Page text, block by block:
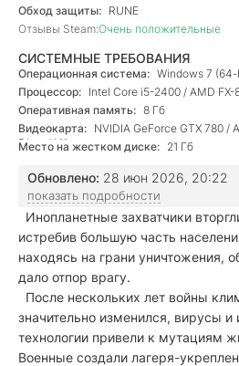
Обход защиты: RUNE
Отзывы Steam:Очень положительные
СИСТЕМНЫЕ ТРЕБОВАНИЯ
Операционная система: Windows 7
Процессор: Intel Core i5-2400 / AMD FX-
Оперативная память: 8 Гб
Видеокарта: NVIDIA GeForce GTX 780 /
DirectX 11
Место на жестком диске: 21 Гб
Обновлено: 28 июн 2026, 20:22
показать подробности
Инопланетные захватчики
истребив большую часть
находясь на грани уничтожения,
дало отпор врагу.
После нескольких лет войны
значительно изменился, вирусы и
технологии привели к мутациям
Военные создали лагеря-